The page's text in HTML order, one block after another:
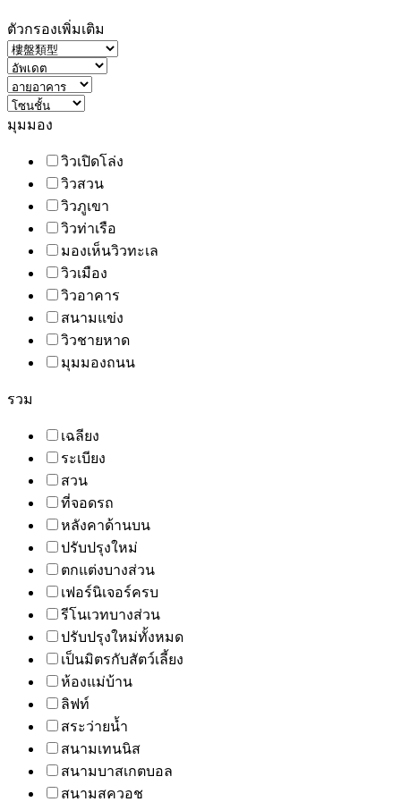
ตัวกรองเพิ่มเติม
มุมมอง
วิวเปิดโล่ง
วิวสวน
วิวภูเขา
วิวท่าเรือ
มองเห็นวิวทะเล
วิวเมือง
วิวอาคาร
สนามแข่ง
วิวชายหาด
มุมมองถนน
รวม
เฉลียง
ระเบียง
สวน
ที่จอดรถ
หลังคาด้านบน
ปรับปรุงใหม่
ตกแต่งบางส่วน
เฟอร์นิเจอร์ครบ
รีโนเวทบางส่วน
ปรับปรุงใหม่ทั้งหมด
เป็นมิตรกับสัตว์เลี้ยง
ห้องแม่บ้าน
ลิฟท์
สระว่ายน้ำ
สนามเทนนิส
สนามบาสเกตบอล
สนามสควอช